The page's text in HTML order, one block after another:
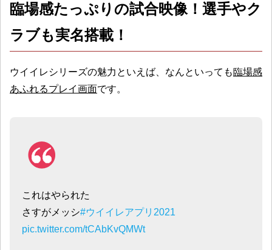
臨場感たっぷりの試合映像！選手やク
ラブも実名搭載！
ウイイレシリーズの魅力といえば、なんといっても臨場感
あふれるプレイ画面です。
これはやられた
さすがメッシ#ウイイレアプリ2021
pic.twitter.com/tCAbKvQMWt